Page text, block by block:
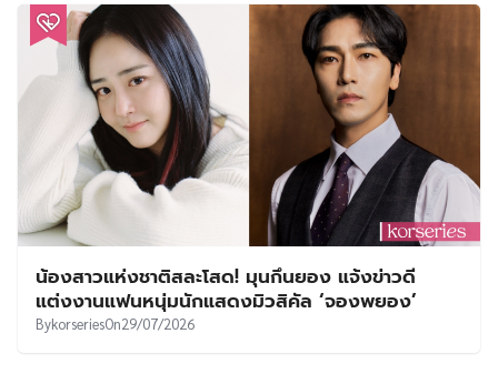
น้องสาวแห่งชาติสละโสด! มุนกึนยอง แจ้งข่าวดี
แต่งงานแฟนหนุ่มนักแสดงมิวสิคัล ‘จองพยอง’
BykorseriesOn29/07/2026